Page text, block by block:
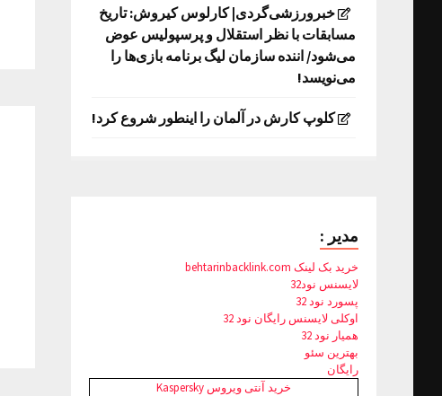
خبرورزشی‌گردی| کارلوس کیروش: تاریخ
مسابقات با نظر استقلال و پرسپولیس عوض
می‌شود/ اننده سازمان لیگ برنامه بازی‌ها را
می‌نویسد!
کلوپ کارش در آلمان را اینطور شروع کرد!
مدیر :
خرید بک لینک behtarinbacklink.com
لایسنس نود32
پسورد نود 32
اوکلی لایسنس رایگان نود 32
همیار نود 32
بهترین سئو
رایگان
خرید آنتی ویروس Kaspersky